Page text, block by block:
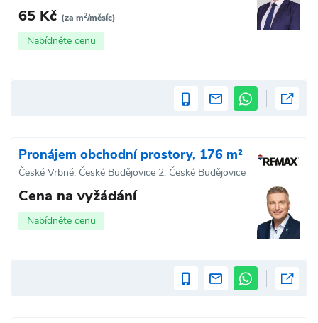
65 Kč (za m2/měsíc)
Nabídněte cenu
Pronájem obchodní prostory, 176 m²
České Vrbné, České Budějovice 2, České Budějovice
Cena na vyžádání
Nabídněte cenu